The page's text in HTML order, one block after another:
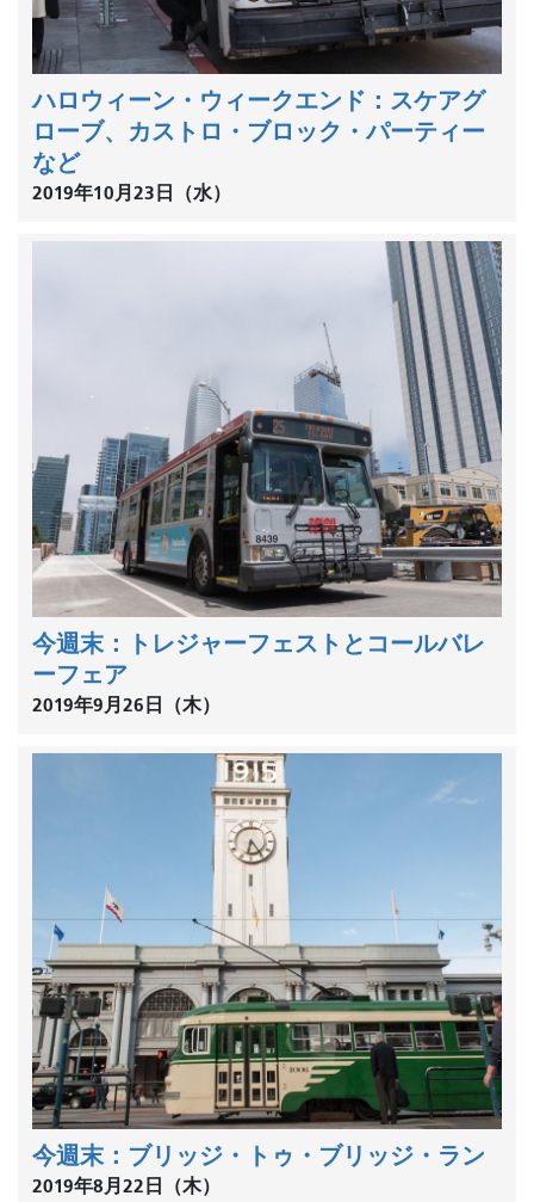
ハロウィーン・ウィークエンド：スケアグ
ローブ、カストロ・ブロック・パーティー
など
2019年10月23日（水）
今週末：トレジャーフェストとコールバレ
ーフェア
2019年9月26日（木）
今週末：ブリッジ・トゥ・ブリッジ・ラン
2019年8月22日（木）